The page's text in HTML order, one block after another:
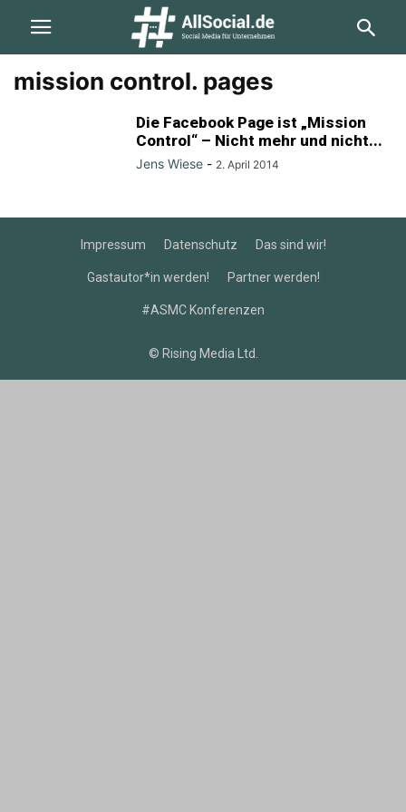
mission control. pages
Die Facebook Page ist „Mission
Control“ – Nicht mehr und nicht...
Jens Wiese - 2. April 2014
Impressum Datenschutz Das sind wir!
Gastautor*in werden! Partner werden!
#ASMC Konferenzen
© Rising Media Ltd.